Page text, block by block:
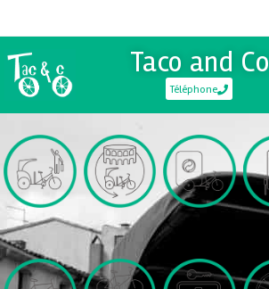
Taco and Co
Téléphone